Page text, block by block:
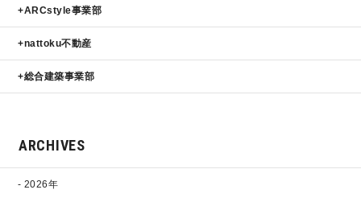
ARCstyle事業部
nattoku不動産
総合建築事業部
ARCHIVES
2026年